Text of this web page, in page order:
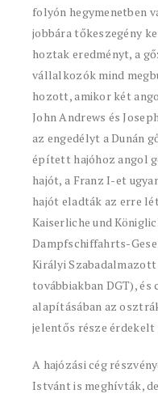
folyón hegymenetben
jobbára tőkeszegény
hoztak eredményt, a
vállalkozók mind
hozott, amikor két
John Andrews és
az engedélyt a Dunán
épített hajóhoz angol
hajót, a Franz I-et
hajót eladták az erre
Kaiserliche und
Dampfschiffahrts-
Királyi Szabadalmazott
továbbiakban DGT),
alapításában az
jelentős része
A hajózási cég
Istvánt is meghívták,